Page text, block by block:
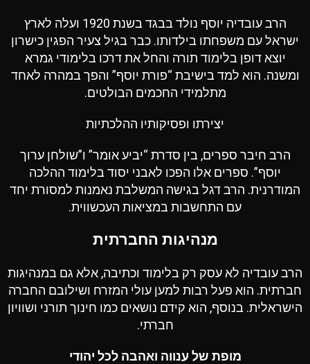
הרב עובדיה יוסף נולד בבגד בשנת 1920 ועלה לארץ
ישראל עם משפחתו בילדותו. כבר בגיל צעיר הפגין כישרון
יוצא דופן בלימוד תורה והחל את דרכו בלימודי גמרא
ומשנה. הוא למד בישיבת “פורת יוסף” והפך במהרה לאחד
מתלמידי החכמים הבולטים.
יצירתו ופסיקותיו ההלכתיות
הרב חיבר ספרים, בין סדרת “יביע אומר” ו”שולחן ערוך
יוסף”. ספרים אלו הפכו לאבני יסוד בלימוד ההלכה
המודרנית. הרב דגל בגישה המשלבת נאמנות למסורת יחד
עם התחשבות במציאות העכשווית.
מנהיגות החברתית
הרב עובדיה לא עסק רק בלימוד וכתיבה, אלא גם במנהיגות
חברתית. הוא פעל רבות למען עולי המזרח ושילובם החברה
הישראלית. בנוסף, הוא קידם נושאים כמו חינוך תורני ושוויון
חברתי.
מופת של ענווה ואהבה לכל יהודי